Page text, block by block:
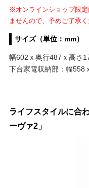
※オンラインショップ限
ませんので、予めご了承く
サイズ（単位：mm）
幅602ｘ奥行487ｘ高さ
下台家電収納部：幅558
ライフスタイルに合
ーヴァ2」